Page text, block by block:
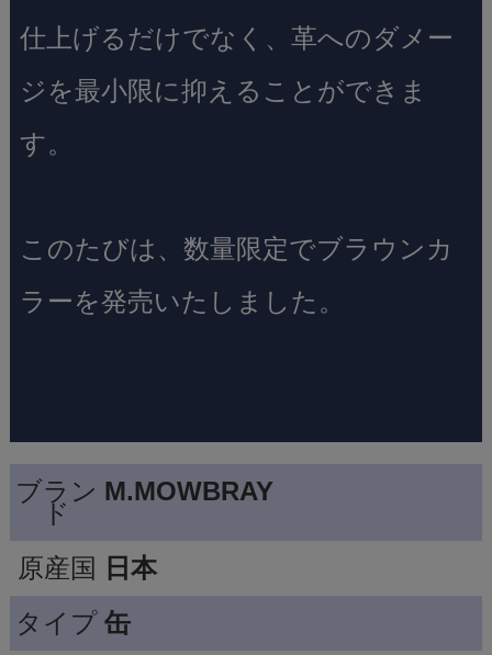
仕上げるだけでなく、革へのダメー
ジを最小限に抑えることができま
す。
このたびは、数量限定でブラウンカ
ラーを発売いたしました。
ブラン
ド
M.MOWBRAY
原産国
日本
タイプ 缶